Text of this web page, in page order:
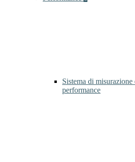
Sistema di
performance